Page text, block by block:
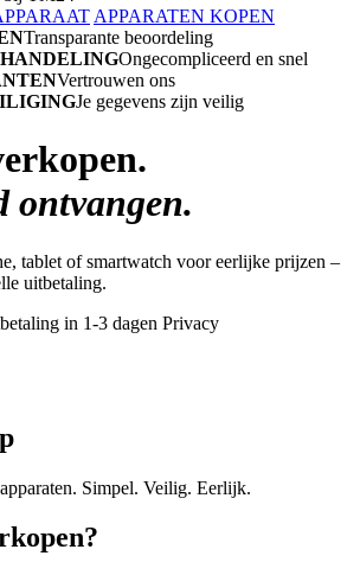
APPARATEN KOPEN
Transparante beoordeling
Ongecompliceerd en snel
Vertrouwen ons
Je gegevens zijn veilig
ontvangen.
tablet of smartwatch voor eerlijke prijzen –
uitbetaling.
in 1-3 dagen Privacy
Simpel. Veilig. Eerlijk.